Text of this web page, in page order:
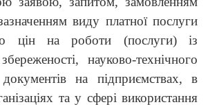
виду платної послуги
цін на роботи (послуги) із
науково-технічного
на підприємствах, в
та у сфері використання